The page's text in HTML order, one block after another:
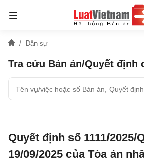
Dân sự
Tra cứu Bản án/Quyết định
Quyết định số 1111/2025/
19/09/2025 của Tòa án